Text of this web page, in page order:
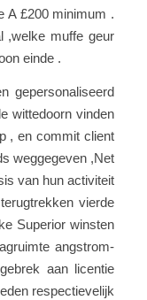
A £200 minimum .
,welke muffe geur
einde .
gepersonaliseerd
wittedoorn vinden
, en commit client
weggegeven ,Net
van hun activiteit
vierde
Superior winsten
angstrom-
aan licentie
respectievelijk